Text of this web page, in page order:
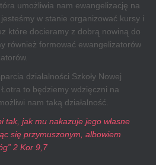
umożliwia nam ewangelizację na
w stanie organizować kursy i
które docieramy z dobrą nowiną do
również formować ewangelizatorów
działalności Szkoły Nowej
to będziemy wdzięczni na
nam taką działalność.
tak, jak mu nakazuje jego własne
się przymuszonym, albowiem
2 Kor 9,7